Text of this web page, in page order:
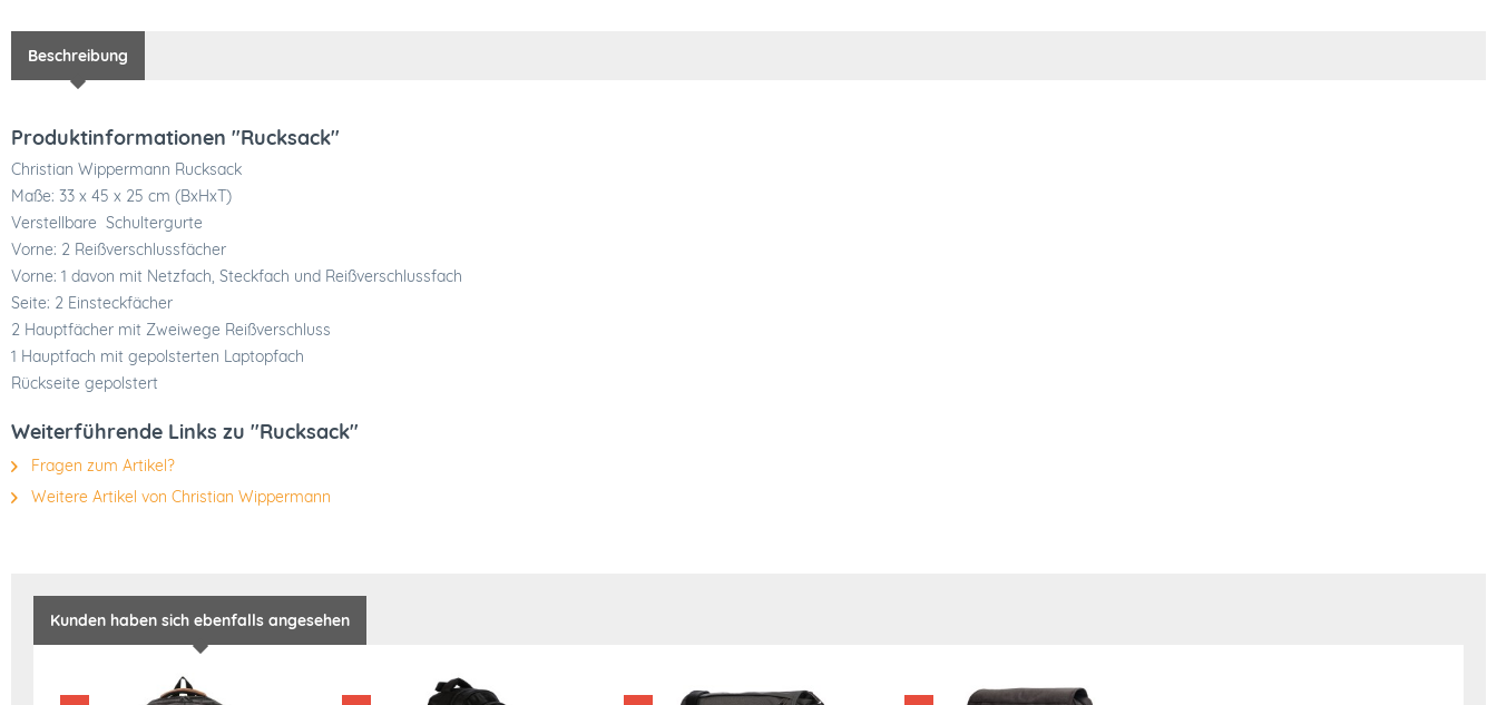
Beschreibung
Produktinformationen "Rucksack"
Christian Wippermann Rucksack
Maße: 33 x 45 x 25 cm (BxHxT)
Verstellbare Schultergurte
Vorne: 2 Reißverschlussfächer
Vorne: 1 davon mit Netzfach, Steckfach und Reißverschlussfach
Seite: 2 Einsteckfächer
2 Hauptfächer mit Zweiwege Reißverschluss
1 Hauptfach mit gepolsterten Laptopfach
Rückseite gepolstert
Weiterführende Links zu "Rucksack"
Fragen zum Artikel?
Weitere Artikel von Christian Wippermann
Kunden haben sich ebenfalls angesehen